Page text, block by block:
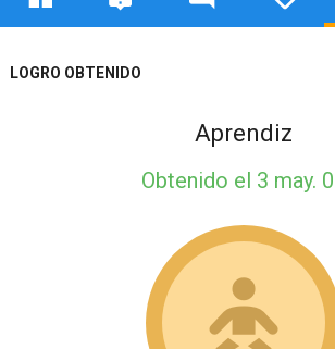
LOGRO OBTENIDO
Aprendiz
Obtenido el 3 may.